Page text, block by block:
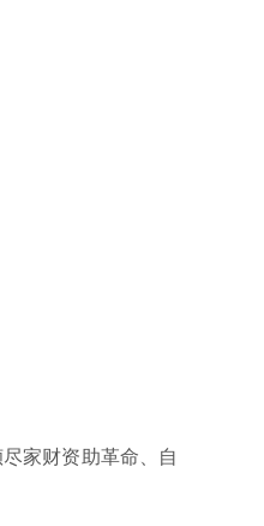
家财资助革命、自